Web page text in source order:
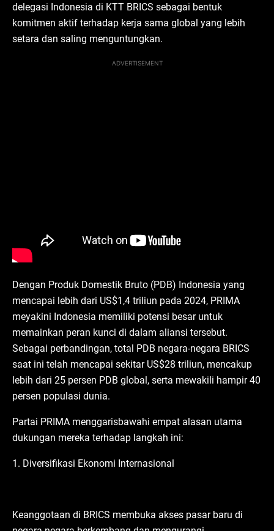
delegasi Indonesia di KTT BRICS sebagai bentuk
komitmen aktif terhadap kerja sama global yang lebih
setara dan saling menguntungkan.
ADVERTISEMENT
Dengan Produk Domestik Bruto (PDB) Indonesia yang
mencapai lebih dari US$1,4 triliun pada 2024, PRIMA
meyakini Indonesia memiliki potensi besar untuk
memainkan peran kunci di dalam aliansi tersebut.
Sebagai perbandingan, total PDB negara-negara BRICS
saat ini telah mencapai sekitar US$28 triliun, mencakup
lebih dari 25 persen PDB global, serta mewakili hampir 40
persen populasi dunia.
Partai PRIMA menggarisbawahi empat alasan utama
dukungan mereka terhadap langkah ini:
1. Diversifikasi Ekonomi Internasional
Keanggotaan di BRICS membuka akses pasar baru di